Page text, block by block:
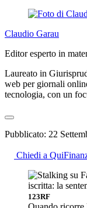
Claudio Garau
Editor esperto in
Laureato in
web per giornali
tecnologia, con un
Pubblicato: 22
Chiedi a
123RF